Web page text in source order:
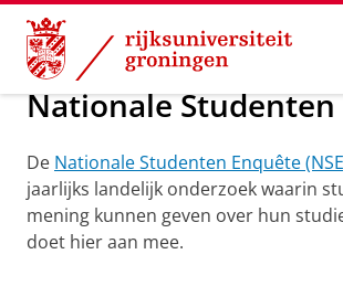
Skip
Content
Skip
Navigation
Over ons Kwaliteitszorg
Nationale Studenten
De Nationale Studenten Enquête
jaarlijks landelijk onderzoek waarin
mening kunnen geven over hun
doet hier aan mee.